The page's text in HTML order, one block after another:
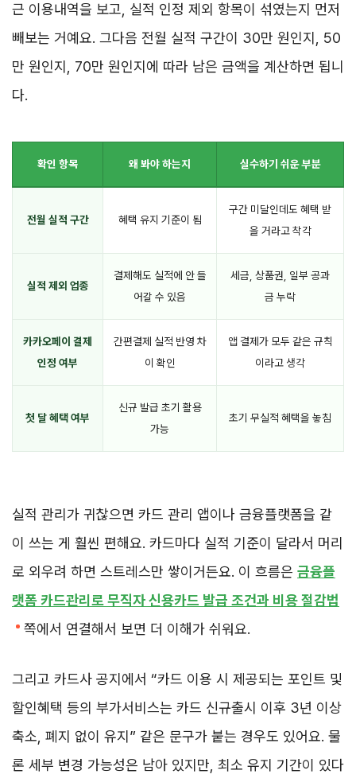
근 이용내역을 보고, 실적 인정 제외 항목이 섞였는지 먼저
빼보는 거예요. 그다음 전월 실적 구간이 30만 원인지, 50
만 원인지, 70만 원인지에 따라 남은 금액을 계산하면 됩니
다.
확인 항목 왜 봐야 하는지 실수하기 쉬운 부분
전월 실적 구간 혜택 유지 기준이 됨
구간 미달인데도 혜택 받
을 거라고 착각
실적 제외 업종
결제해도 실적에 안 들
어갈 수 있음
세금, 상품권, 일부 공과
금 누락
카카오페이 결제
인정 여부
간편결제 실적 반영 차
이 확인
앱 결제가 모두 같은 규칙
이라고 생각
첫 달 혜택 여부
신규 발급 초기 활용
가능
초기 무실적 혜택을 놓침
실적 관리가 귀찮으면 카드 관리 앱이나 금융플랫폼을 같
이 쓰는 게 훨씬 편해요. 카드마다 실적 기준이 달라서 머리
로 외우려 하면 스트레스만 쌓이거든요. 이 흐름은 금융플
랫폼 카드관리로 무직자 신용카드 발급 조건과 비용 절감법
쪽에서 연결해서 보면 더 이해가 쉬워요.
그리고 카드사 공지에서 “카드 이용 시 제공되는 포인트 및
할인혜택 등의 부가서비스는 카드 신규출시 이후 3년 이상
축소, 폐지 없이 유지” 같은 문구가 붙는 경우도 있어요. 물
론 세부 변경 가능성은 남아 있지만, 최소 유지 기간이 있다